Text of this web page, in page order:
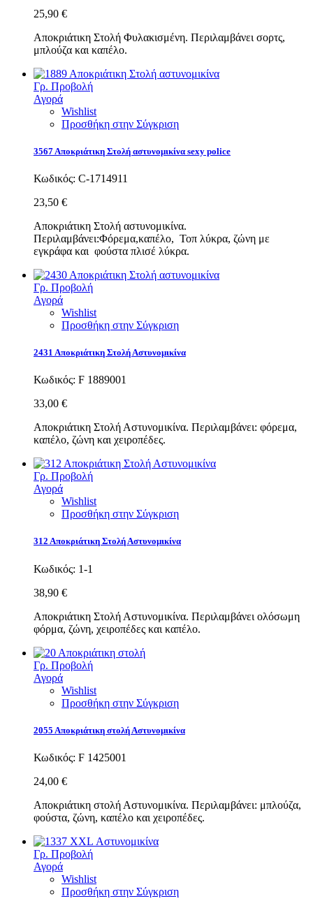
25,90 €
Αποκριάτικη Στολή Φυλακισμένη. Περιλαμβάνει σορτς,
μπλούζα και καπέλο.
Γρ. Προβολή
Αγορά
Wishlist
Προσθήκη στην Σύγκριση
3567 Αποκριάτικη Στολή αστυνομικίνα sexy police
Κωδικός: C-1714911
23,50 €
Αποκριάτικη Στολή αστυνομικίνα.
Περιλαμβάνει:Φόρεμα,καπέλο, Τοπ λύκρα, ζώνη με
εγκράφα και φούστα πλισέ λύκρα.
Γρ. Προβολή
Αγορά
Wishlist
Προσθήκη στην Σύγκριση
2431 Αποκριάτικη Στολή Αστυνομικίνα
Κωδικός: F 1889001
33,00 €
Αποκριάτικη Στολή Αστυνομικίνα. Περιλαμβάνει: φόρεμα,
καπέλο, ζώνη και χειροπέδες.
Γρ. Προβολή
Αγορά
Wishlist
Προσθήκη στην Σύγκριση
312 Αποκριάτικη Στολή Αστυνομικίνα
Κωδικός: 1-1
38,90 €
Αποκριάτικη Στολή Αστυνομικίνα. Περιλαμβάνει ολόσωμη
φόρμα, ζώνη, χειροπέδες και καπέλο.
Γρ. Προβολή
Αγορά
Wishlist
Προσθήκη στην Σύγκριση
2055 Αποκριάτικη στολή Αστυνομικίνα
Κωδικός: F 1425001
24,00 €
Αποκριάτικη στολή Αστυνομικίνα. Περιλαμβάνει: μπλούζα,
φούστα, ζώνη, καπέλο και χειροπέδες.
Γρ. Προβολή
Αγορά
Wishlist
Προσθήκη στην Σύγκριση